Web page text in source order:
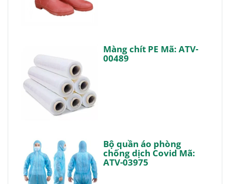
Màng chít PE Mã: ATV-
00489
Bộ quần áo phòng
chống dịch Covid Mã:
ATV-03975